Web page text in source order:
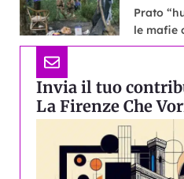
Prato
le mafie
Invia il tuo
La Firenze Che